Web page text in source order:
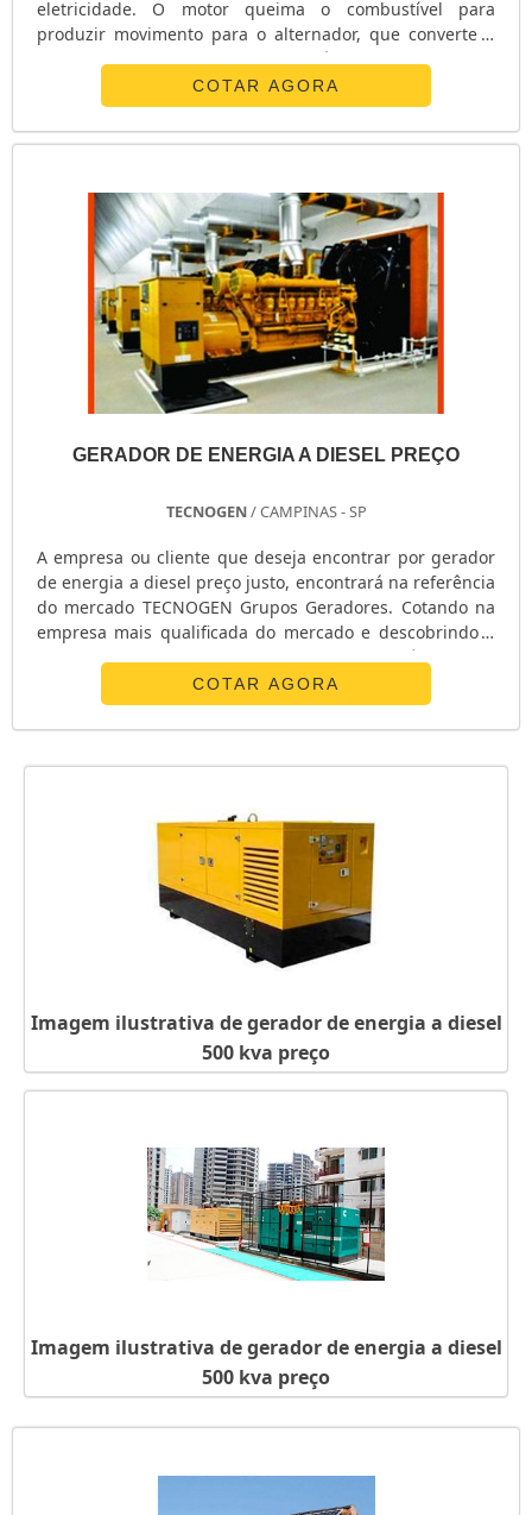
eletricidade. O motor queima o combustível para
produzir movimento para o alternador, que converte o
movimento em eletricidade. Além disso, diversos
modelos são disponíveis, tais como:Gerador de energia
15 kVAGerador de energia 180 kVA;Gerador de energia
500 kVA.informações importantes sobre o produtoO
COTAR AGORA
GERADOR DE ENERGIA A DIESEL PREÇO
TECNOGEN/ CAMPINAS - SP
A empresa ou cliente que deseja encontrar por gerador
de energia a diesel preço justo, encontrará na referência
do mercado TECNOGEN Grupos Geradores. Cotando na
empresa mais qualificada do mercado e descobrindo a
sofisticação, qualidade e preço justo em um só lugar.UM
POUCO MAIS SOBRE GERADOR DE ENERGIA A DIESEL
PREÇOQuem quer achar gerador de energia a diesel
preço acessível e em uma empresa comprometida com
COTAR AGORA
Imagem ilustrativa de gerador de energia a diesel
500 kva preço
Imagem ilustrativa de gerador de energia a diesel
500 kva preço